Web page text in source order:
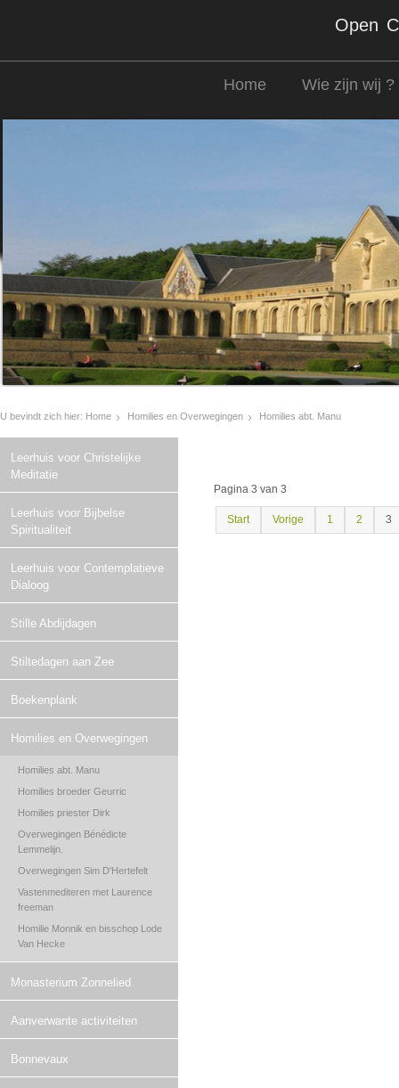
Open
Home Wie zijn wij ?
U bevindt zich hier: Home Homilies en Overwegingen Homilies abt. Manu
Leerhuis voor Christelijke
Meditatie
Leerhuis voor Bijbelse
Spiritualiteit
Leerhuis voor Contemplatieve
Dialoog
Stille Abdijdagen
Stiltedagen aan Zee
Boekenplank
Homilies en Overwegingen
Homilies abt. Manu
Homilies broeder Geurric
Homilies priester Dirk
Overwegingen Bénédicte
Lemmelijn.
Overwegingen Sim D'Hertefelt
Vastenmediteren met Laurence
freeman
Homilie Monnik en bisschop Lode
Van Hecke
Monasterium Zonnelied
Aanverwante activiteiten
Bonnevaux
Pagina 3 van 3
Start Vorige 1 2 3